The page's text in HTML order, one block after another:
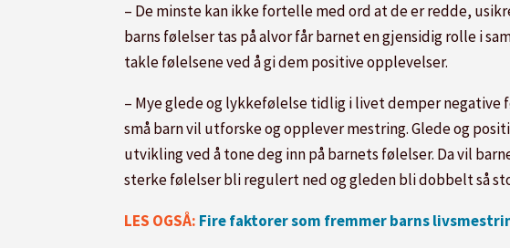
– De minste kan ikke fortelle med ord at de er redde,
barns følelser tas på alvor får barnet en gjensidig rolle i
takle følelsene ved å gi dem positive opplevelser.
– Mye glede og lykkefølelse tidlig i livet demper
små barn vil utforske og opplever mestring. Glede og
utvikling ved å tone deg inn på barnets følelser. Da vil
sterke følelser bli regulert ned og gleden bli dobbelt så
LES OGSÅ: Fire faktorer som fremmer barns